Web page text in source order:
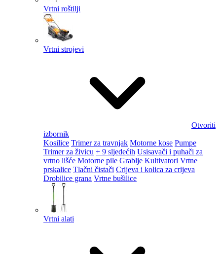
Vrtni roštilji
Vrtni strojevi
Otvoriti
izbornik
Kosilice Trimer za travnjak Motorne kose Pumpe
Trimer za živicu + 9 sljedećih Usisavači i puhači za
vrtno lišće Motorne pile Grablje Kultivatori Vrtne
prskalice Tlačni čistači Crijeva i kolica za crijeva
Drobilice grana Vrtne bušilice
Vrtni alati